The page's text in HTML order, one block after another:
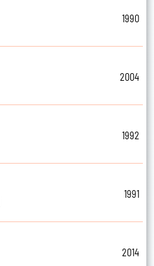
1990
2004
1992
1991
2014